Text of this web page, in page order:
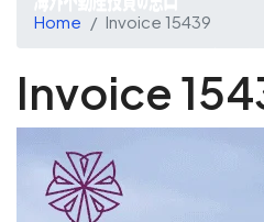
Home
Invoice 15439
Invoice